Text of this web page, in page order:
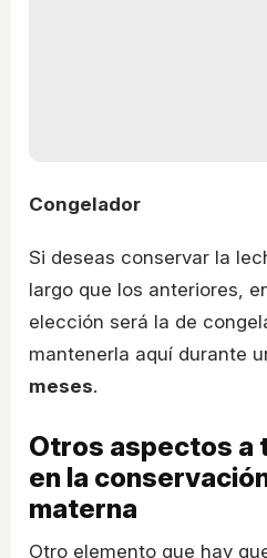
Congelador
Si deseas conservar la
largo que los anteriores,
elección será la de
mantenerla aquí durante
meses.
Otros aspectos a
en la
materna
Otro elemento que hay